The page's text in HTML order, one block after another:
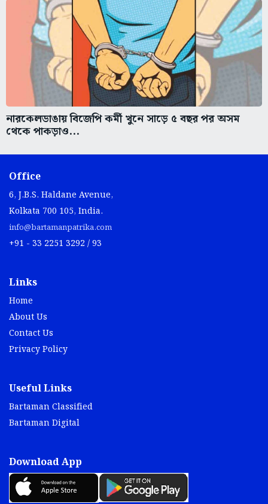
নারকেলডাঙায় বিজেপি কর্মী খুনে সাড়ে ৫ বছর পর অসম
থেকে পাকড়াও...
Office
6, J.B.S. Haldane Avenue,
Kolkata 700 105, India.
info@bartamanpatrika.com
+91 - 33 2251 3292 / 93
Links
Home
About Us
Contact Us
Privacy Policy
Useful Links
Bartaman Classified
Bartaman Digital
Download App